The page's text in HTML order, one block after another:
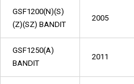
GSF1200(N)(S)
(Z)(SZ) BANDIT
2005
GSF1250(A)
BANDIT
2011